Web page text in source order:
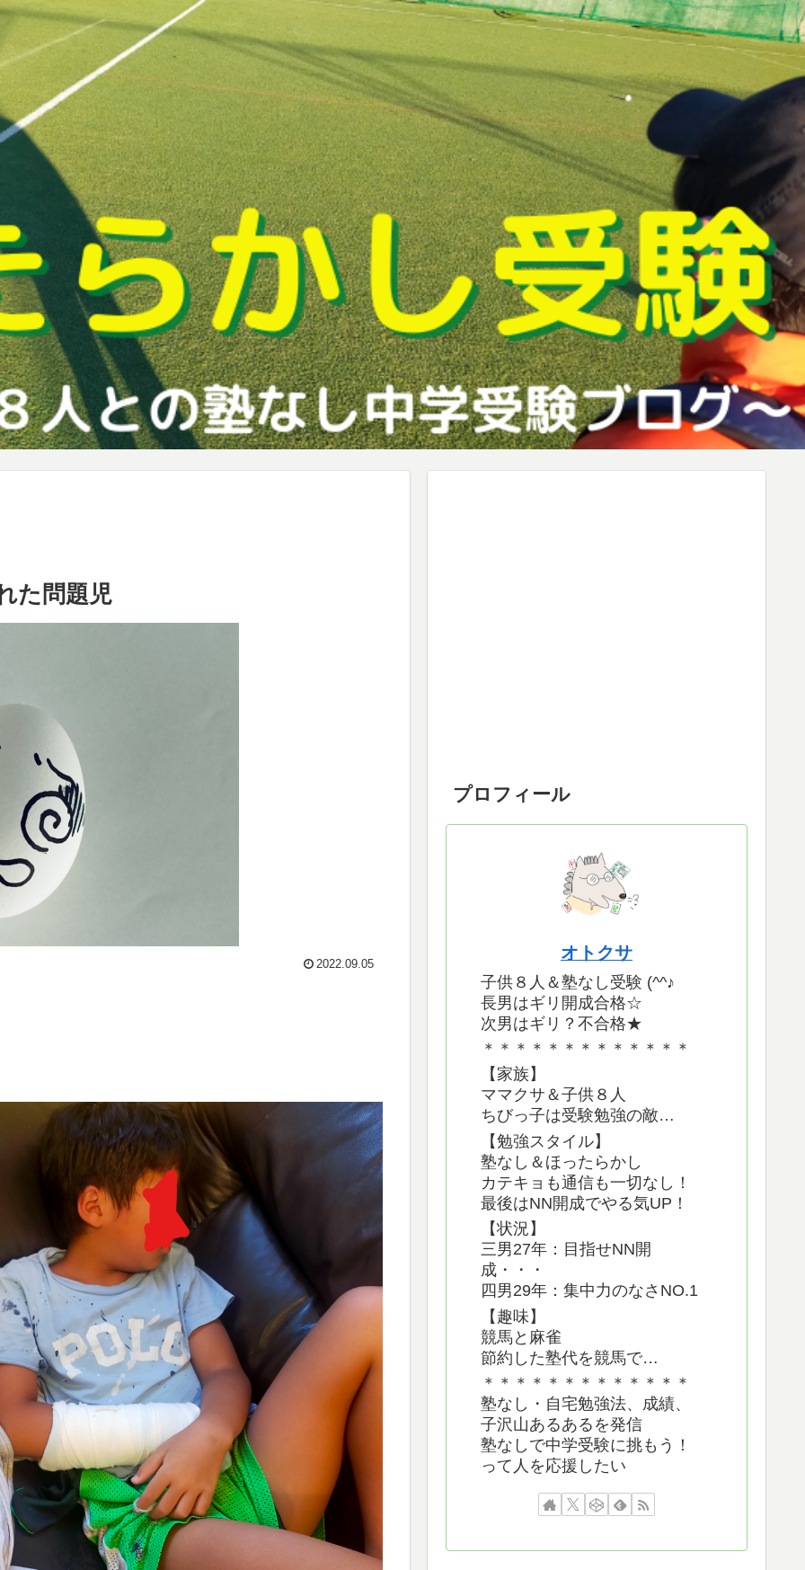
た問題児
2022.09.05
プロフィール
オトクサ
子供８人＆塾なし受験 (^^♪
長男はギリ開成合格☆
次男はギリ？不合格★
＊＊＊＊＊＊＊＊＊＊＊＊＊
【家族】
ママクサ＆子供８人
ちびっ子は受験勉強の敵…
【勉強スタイル】
塾なし＆ほったらかし
カテキョも通信も一切なし！
最後はNN開成でやる気UP！
【状況】
三男27年：目指せNN開
成・・・
四男29年：集中力のなさNO.1
【趣味】
競馬と麻雀
節約した塾代を競馬で…
＊＊＊＊＊＊＊＊＊＊＊＊＊
塾なし・自宅勉強法、成績、
子沢山あるあるを発信
塾なしで中学受験に挑もう！
って人を応援したい